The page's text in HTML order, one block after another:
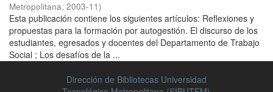
Metropolitana, 2003-11)
Esta publicación contiene los siguientes artículos: Reflexiones y
propuestas para la formación por autogestión. El discurso de los
estudiantes, egresados y docentes del Departamento de Trabajo
Social ; Los desafíos de la ...
Dirección de Bibliotecas Universidad